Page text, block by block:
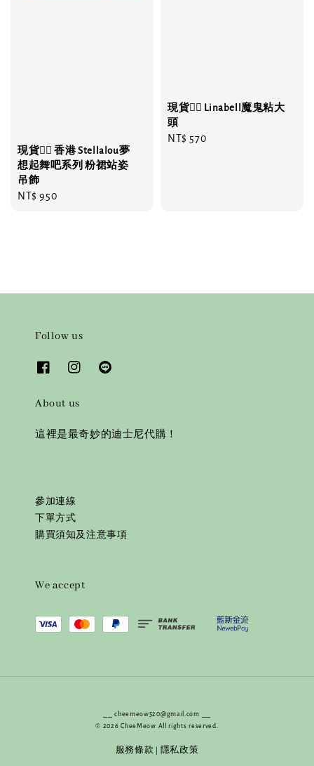
現貨❤️‍🔥 香港 Stellalou夢
想起舞吧系列 粉裙站姿
吊飾
Regular
NT$ 950
現貨❤️‍🔥 Linabell魔鬼粘大
頭
Regular
NT$ 570
Follow us
About us
這裡是最奇妙的迪士尼代購！
參加連線
下單方式
購買須知及注意事項
We accept
⎯⎯ cheemeow520@gmail.com ⎯⎯
© 2026 CheeMeow All rights reserved.
服務條款 隱私政策